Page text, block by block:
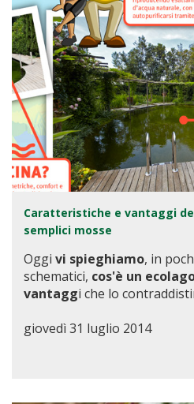
Caratteristiche e vantaggi
semplici mosse
Oggi vi spieghiamo, in
schematici, cos'è un
vantaggi che lo
giovedì 31 luglio 2014